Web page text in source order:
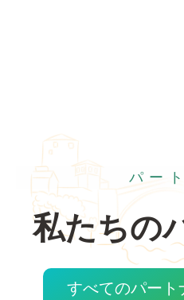
パー
私たちの
すべてのパー